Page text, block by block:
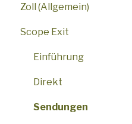
Häufig gestellte
Benutzeroberfläche
Sicherheit
Einstellungen
Demo
AWB
Verfahren
Air Freight Booking
Airline Messaging
Häufig gestellte
Verkaufsaktivitäten
Zoll (Allgemein)
SCI - Scope Customs
ATLAS
FAQ
Zoll USA
Scope Exit
Einführung
Direkt
Sendungen